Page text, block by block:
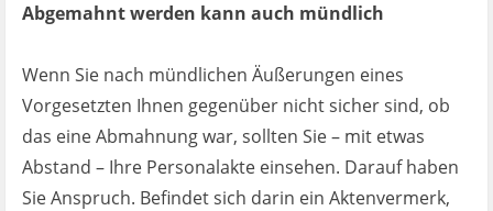
Abgemahnt werden kann auch mündlich
Wenn Sie nach mündlichen Äußerungen eines
Vorgesetzten Ihnen gegenüber nicht sicher sind, ob
das eine Abmahnung war, sollten Sie – mit etwas
Abstand – Ihre Personalakte einsehen. Darauf haben
Sie Anspruch. Befindet sich darin ein Aktenvermerk,